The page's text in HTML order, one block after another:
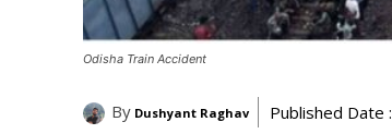
Odisha Train Accident
By Dushyant Raghav Published Date :